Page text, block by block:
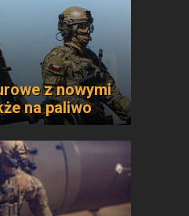
z nowymi
na paliwo